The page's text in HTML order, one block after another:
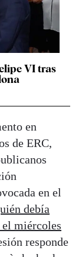
VI tras
en
de ERC,
en el
debía
el miércoles
responde